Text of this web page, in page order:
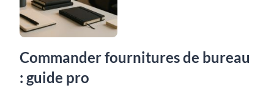
Commander fournitures de bureau
: guide pro